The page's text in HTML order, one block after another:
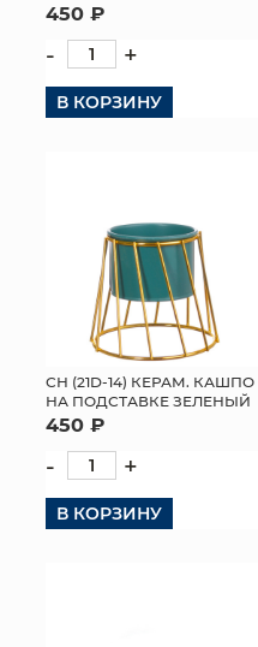
450 ₽
- +
В КОРЗИНУ
СН (21D-14) КЕРАМ. КАШПО
НА ПОДСТАВКЕ ЗЕЛЕНЫЙ
450 ₽
- +
В КОРЗИНУ